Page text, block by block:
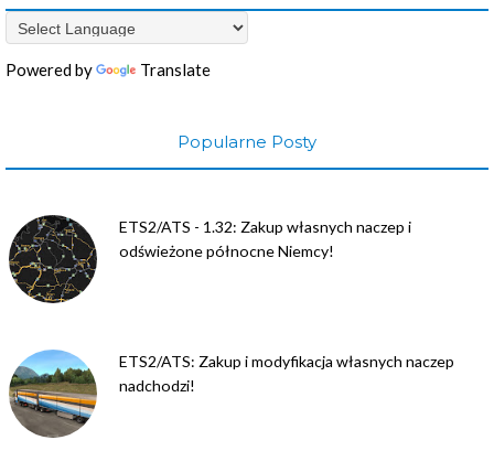
Powered by Translate
Popularne Posty
ETS2/ATS - 1.32: Zakup własnych naczep i
odświeżone północne Niemcy!
ETS2/ATS: Zakup i modyfikacja własnych naczep
nadchodzi!